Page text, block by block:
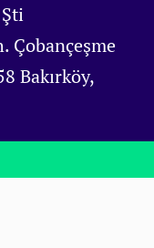
Çobançeşme
Bakırköy,